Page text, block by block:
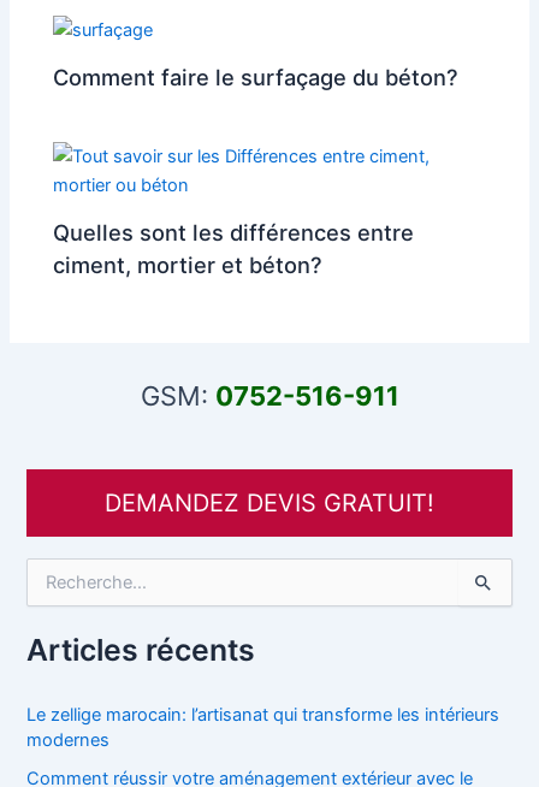
Comment faire le surfaçage du béton?
Quelles sont les différences entre
ciment, mortier et béton?
GSM: 0752-516-911
DEMANDEZ DEVIS GRATUIT!
h
e
c
h
Articles récents
Le zellige marocain: l’artisanat qui transforme les intérieurs
modernes
Comment réussir votre aménagement extérieur avec le